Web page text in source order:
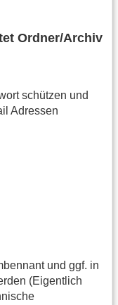
Ordner/Archiv
schützen und
Adressen
und ggf. in
(Eigentlich